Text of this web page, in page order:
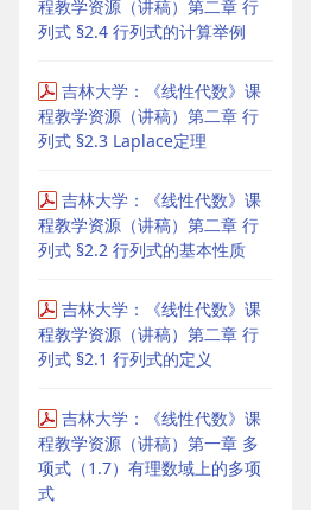
程教学资源（讲稿）第二章 行
列式 §2.4 行列式的计算举例
吉林大学：《线性代数》课
程教学资源（讲稿）第二章 行
列式 §2.3 Laplace定理
吉林大学：《线性代数》课
程教学资源（讲稿）第二章 行
列式 §2.2 行列式的基本性质
吉林大学：《线性代数》课
程教学资源（讲稿）第二章 行
列式 §2.1 行列式的定义
吉林大学：《线性代数》课
程教学资源（讲稿）第一章 多
项式（1.7）有理数域上的多项
式